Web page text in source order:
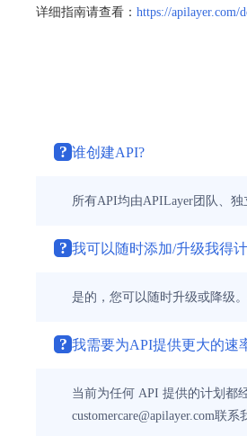
详细指南请查看： https://apilayer.com/
? 谁创建API?
所有API均由APILayer团队、
? 我可以随时添加/升级我得
是的，您可以随时升级或降级
? 我需要为API提供更大的速
当前为任何 API 提供的计划都
customercare@apilayer.com联系